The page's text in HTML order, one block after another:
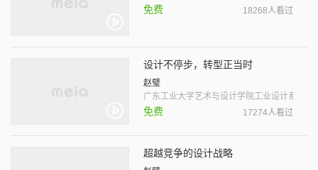
免费 18268人看过
设计不停步，转型正当时
赵璧
广东工业大学艺术与设计学院工业设计系 教师
免费 17274人看过
超越竞争的设计战略